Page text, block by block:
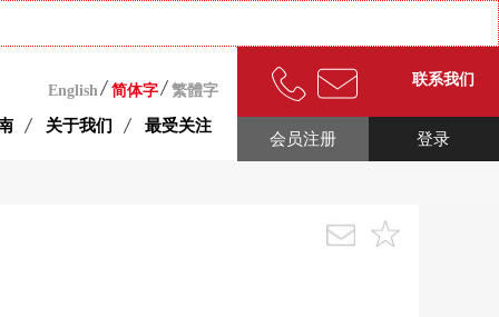
English 简体字 繁體字
关于我们 最受关注
联系我们
登录
会员注册